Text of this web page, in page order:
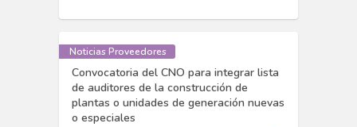
Noticias Proveedores
Convocatoria del CNO para integrar lista
de auditores de la construcción de
plantas o unidades de generación nuevas
o especiales